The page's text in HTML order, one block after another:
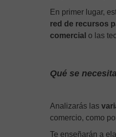
En primer lugar,
red de recursos
comercial o las
Qué se
Analizarás las
comercio, como
Te enseñarán a